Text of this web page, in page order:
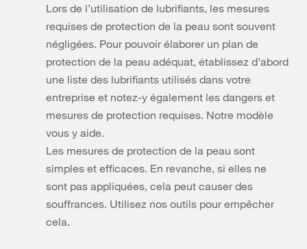
Lors de l’utilisation de lubrifiants, les mesures
requises de protection de la peau sont souvent
négligées. Pour pouvoir élaborer un plan de
protection de la peau adéquat, établissez d’abord
une liste des lubrifiants utilisés dans votre
entreprise et notez-y également les dangers et
mesures de protection requises. Notre modèle
vous y aide.
Les mesures de protection de la peau sont
simples et efficaces. En revanche, si elles ne
sont pas appliquées, cela peut causer des
souffrances. Utilisez nos outils pour empêcher
cela.